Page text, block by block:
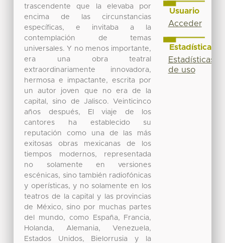
trascendente que la elevaba por
encima de las circunstancias
específicas, e invitaba a la
contemplación de temas
universales. Y no menos importante,
era una obra teatral
extraordinariamente innovadora,
hermosa e impactante, escrita por
un autor joven que no era de la
capital, sino de Jalisco. Veinticinco
años después, El viaje de los
cantores ha establecido su
reputación como una de las más
exitosas obras mexicanas de los
tiempos modernos, representada
no solamente en versiones
escénicas, sino también radiofónicas
y operísticas, y no solamente en los
teatros de la capital y las provincias
de México, sino por muchas partes
del mundo, como España, Francia,
Holanda, Alemania, Venezuela,
Estados Unidos, Bielorrusia y la
Usuario
Acceder
Estadísticas
Estadísticas
de uso